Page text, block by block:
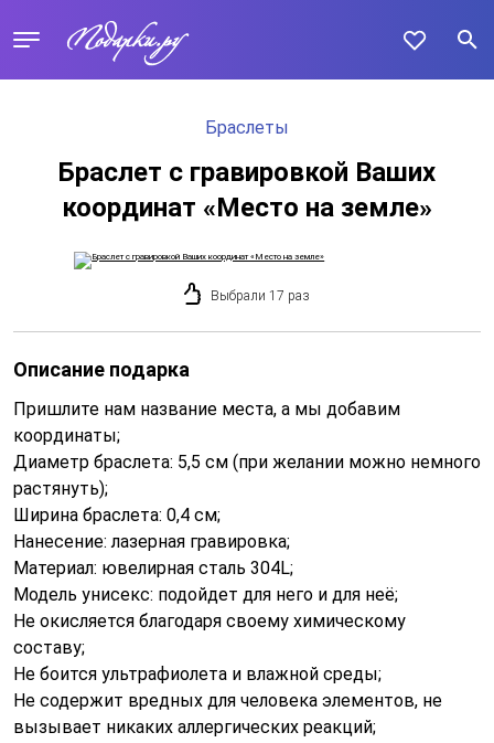
Браслеты
Браслет с гравировкой Ваших
координат «Место на земле»
Выбрали 17 раз
Описание подарка
Пришлите нам название места, а мы добавим
координаты;
Диаметр браслета: 5,5 см (при желании можно немного
растянуть);
Ширина браслета: 0,4 см;
Нанесение: лазерная гравировка;
Материал: ювелирная сталь 304L;
Модель унисекс: подойдет для него и для неё;
Не окисляется благодаря своему химическому
составу;
Не боится ультрафиолета и влажной среды;
Не содержит вредных для человека элементов, не
вызывает никаких аллергических реакций;